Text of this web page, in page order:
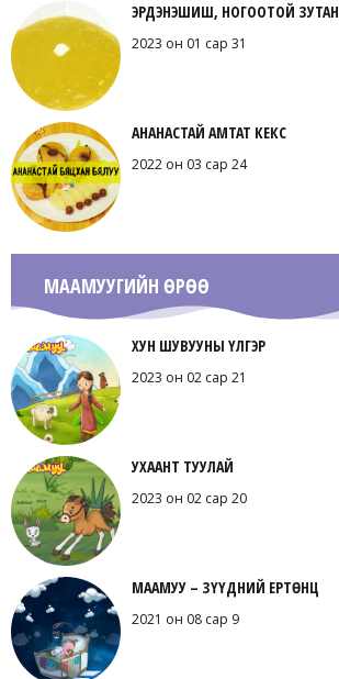
ЭРДЭНЭШИШ, НОГООТОЙ ЗУТАН
2023 он 01 сар 31
АНАНАСТАЙ АМТАТ КЕКС
2022 он 03 сар 24
МААМУУГИЙН ӨРӨӨ
ХУН ШУВУУНЫ ҮЛГЭР
2023 он 02 сар 21
УХААНТ ТУУЛАЙ
2023 он 02 сар 20
МААМУУ – ЗҮҮДНИЙ ЕРТӨНЦ
2021 он 08 сар 9